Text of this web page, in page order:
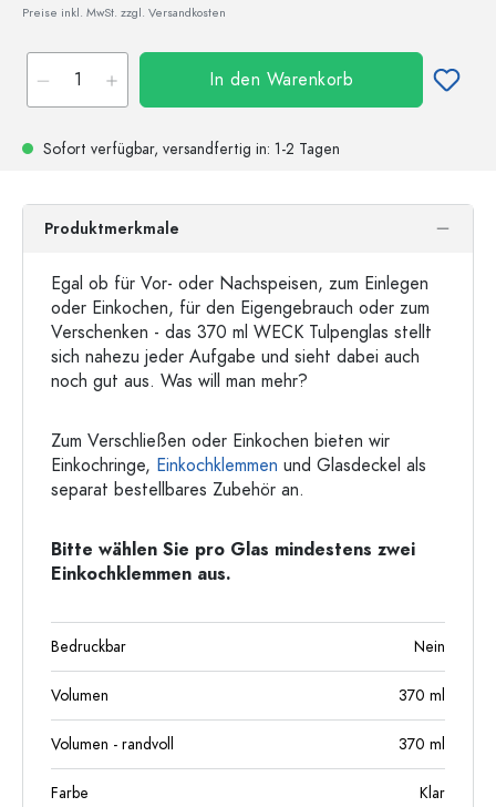
Preise inkl. MwSt. zzgl. Versandkosten
In den Warenkorb
Sofort verfügbar, versandfertig in: 1-2 Tagen
Produktmerkmale
Egal ob für Vor- oder Nachspeisen, zum Einlegen
oder Einkochen, für den Eigengebrauch oder zum
Verschenken - das 370 ml WECK Tulpenglas stellt
sich nahezu jeder Aufgabe und sieht dabei auch
noch gut aus. Was will man mehr?
Zum Verschließen oder Einkochen bieten wir
Einkochringe, Einkochklemmen und Glasdeckel als
separat bestellbares Zubehör an.
Bitte wählen Sie pro Glas mindestens zwei
Einkochklemmen aus.
Bedruckbar Nein
Volumen 370 ml
Volumen - randvoll 370 ml
Farbe Klar